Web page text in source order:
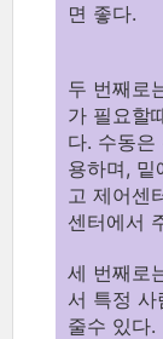
면 좋다.
두 번째로
가 필요할
다. 수동
용하며,
고 제어센
센터에서
세 번째로
서 특정 사
줄수 있다.